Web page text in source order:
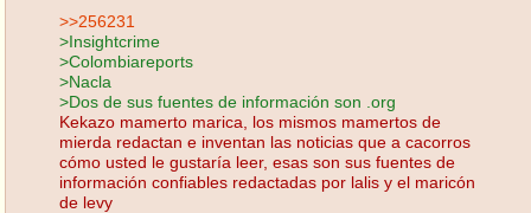
>>256231
>Insightcrime
>Colombiareports
>Nacla
>Dos de sus fuentes de información son .org
Kekazo mamerto marica, los mismos mamertos de
mierda redactan e inventan las noticias que a cacorros
cómo usted le gustaría leer, esas son sus fuentes de
información confiables redactadas por lalis y el maricón
de levy